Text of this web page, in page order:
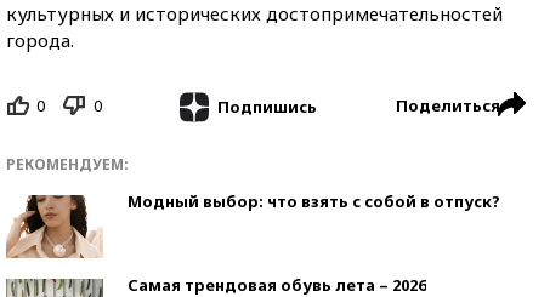
культурных и исторических достопримечательностей
города.
0 0 Подпишись Поделиться
РЕКОМЕНДУЕМ:
Модный выбор: что взять с собой в отпуск?
Самая трендовая обувь лета – 2026